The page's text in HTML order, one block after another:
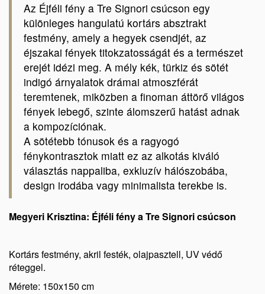
Az Éjféli fény a Tre Signori csúcson egy
különleges hangulatú kortárs absztrakt
festmény, amely a hegyek csendjét, az
éjszakai fények titokzatosságát és a természet
erejét idézi meg. A mély kék, türkiz és sötét
indigó árnyalatok drámai atmoszférát
teremtenek, miközben a finoman áttörő világos
fények lebegő, szinte álomszerű hatást adnak
a kompozíciónak.
A sötétebb tónusok és a ragyogó
fénykontrasztok miatt ez az alkotás kiváló
választás nappaliba, exkluzív hálószobába,
design irodába vagy minimalista terekbe is.
Megyeri Krisztina: Éjféli fény a Tre Signori csúcson
Kortárs festmény, akril festék, olajpasztell, UV védő
réteggel.
Mérete: 150x150 cm